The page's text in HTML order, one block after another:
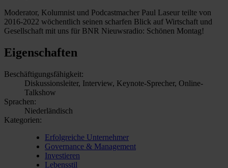
Moderator, Kolumnist und Podcastmacher Paul Laseur teilte von
2016-2022 wöchentlich seinen scharfen Blick auf Wirtschaft und
Gesellschaft mit uns für BNR Nieuwsradio: Schönen Montag!
Eigenschaften
Beschäftigungsfähigkeit:
Diskussionsleiter, Interview, Keynote-Sprecher, Online-
Talkshow
Sprachen:
Niederländisch
Kategorien:
Erfolgreiche Unternehmer
Governance & Management
Investieren
Lebensstil